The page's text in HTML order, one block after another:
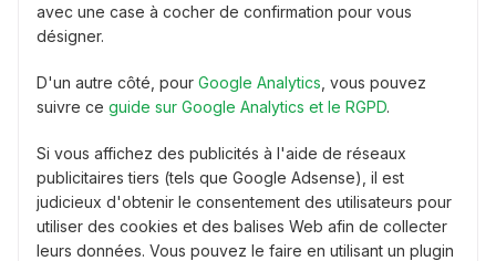
avec une case à cocher de confirmation pour vous
désigner.
D'un autre côté, pour Google Analytics , vous pouvez
suivre ce guide sur Google Analytics et le RGPD.
Si vous affichez des publicités à l'aide de réseaux
publicitaires tiers (tels que Google Adsense), il est
judicieux d'obtenir le consentement des utilisateurs pour
utiliser des cookies et des balises Web afin de collecter
leurs données. Vous pouvez le faire en utilisant un plugin